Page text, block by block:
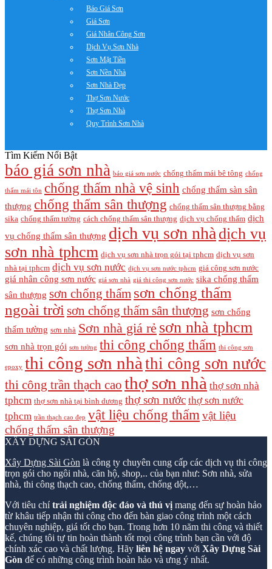
Báo Giá Sơn
Giá Sơn
Giá Nhân Công Sơn
Dịch Vụ Sơn Nhà
Sơn Mặt Tiền
Sơn Nền Nhà
Sơn Nhà Đẹp
Thợ Sơn Nước
Thợ Sơn Nhà
Quy Trình Sơn Nhà
Tìm Kiếm Nổi Bật
báo giá sơn nhà báo giá sơn nước chống thấm mái bê tông chống
thấm mái tôn chống thấm nhà vệ sinh chống thấm sàn sân
thượng chống thấm sân thượng chống thấm sân thượng bằng
sika chống thấm tường cách chống thấm sân thượng dịch vụ chống thấm dịch
vụ chống thấm sân thượng dịch vụ sơn nhà dịch vụ
sơn nhà tphcm dịch vụ sơn nhà trọn gói tại tphcm dịch vụ sơn
nhà tại tphcm dịch vụ sơn nước dịch vụ sơn nước tphcm giá công sơn nước
giá nhân công sơn nước giá sơn nhà giá thi công sơn nước sika chống thấm
sân thượng sơn chống thấm sơn chống thấm
ngoài trời sơn chống thấm sân thượng sơn chống
thấm tường sơn nhà Sơn nhà giá rẻ sơn nhà tphcm
sơn nhà trọn gói sơn tường thi công chống thấm thi công sơn
epoxy thi công sơn nhà thi công sơn nước
thi công trần thạch cao thợ sơn nhà thợ sơn nhà
tphcm thợ sơn nhà tại bình dương thợ sơn nước thợ sơn nước
tphcm trần thạch cao đẹp vật liệu chống thấm vật liệu
chống thấm sân thượng
XÂY DỰNG SÀI GÒN
Xây Dựng Sài Gòn là công ty chuyên cung cấp các dịch vụ thi công
trọn gói cho ngôi nhà, căn hộ, shop,.. của bạn như: Sơn nhà, sửa
nhà, thi công thạch cao, chống thấm, chống dột,…
Với tiêu chítrải nghiệm độc đáo và thú vị mang đến sự hoàn hảo
từ khâu tiếp nhận thi công cho đến bàn giao công trình một cách
chuyên nghiệp, giá tốt cho bạn. Trong hơn 10 năm thi công và thiết
kế, chúng tôi tự tin hoàn thành tốt mọi công trình bạn cần với độ
chính xác cao và chất lượng. Hãy liên hệ ngay với Xây Dựng Sài
Gòn để có những công trình hoàn hảo và ưng ý nhất.